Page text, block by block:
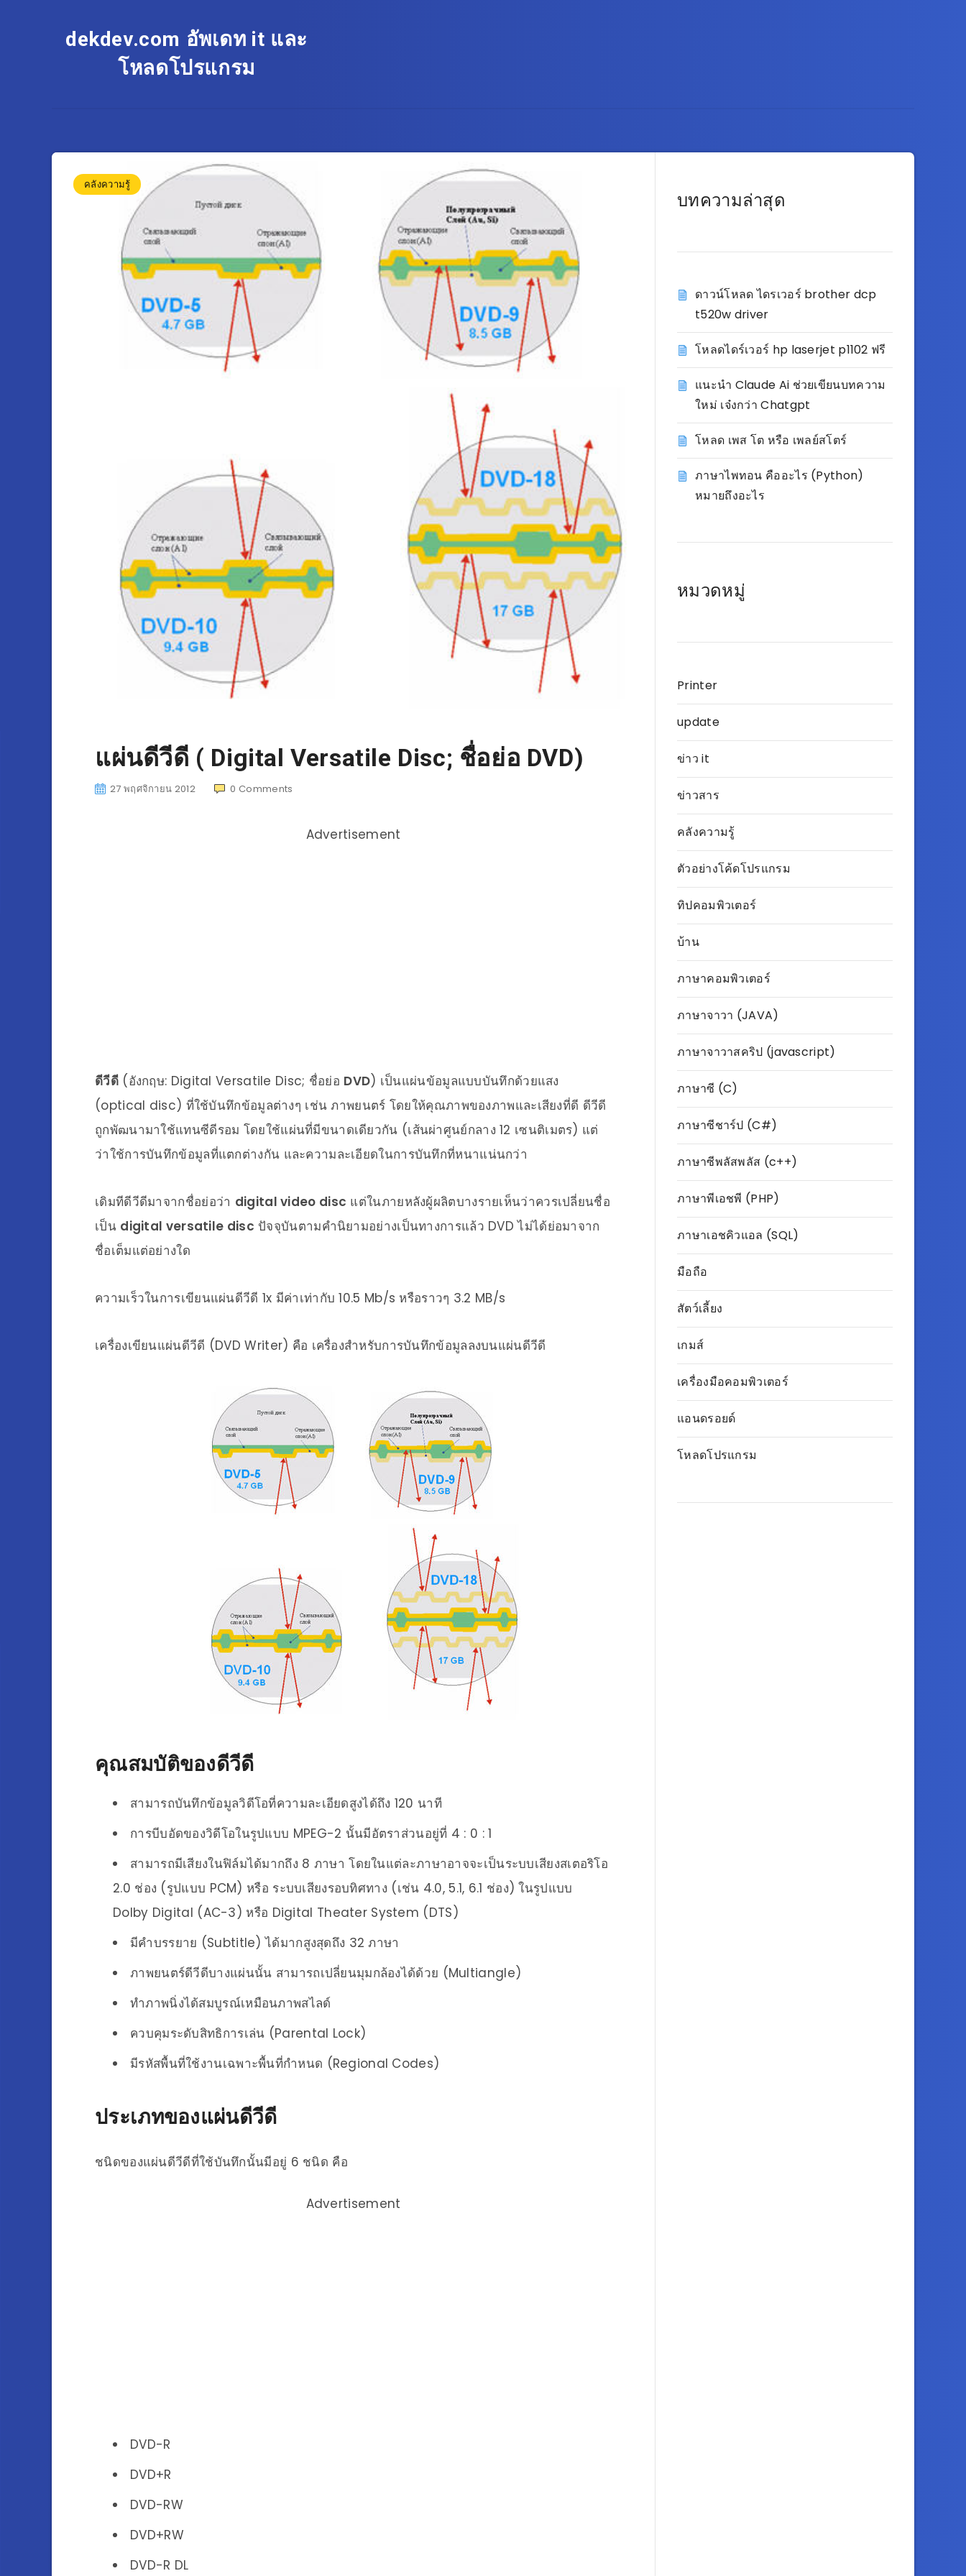
dekdev.com อัพเดท it และ
โหลดโปรแกรม
คลังความรู้
แผ่นดีวีดี ( Digital Versatile Disc; ชื่อย่อ DVD)
27 พฤศจิกายน 2012 0 Comments
Advertisement
ดีวีดี(อังกฤษ: Digital Versatile Disc; ชื่อย่อ DVD) เป็นแผ่นข้อมูลแบบบันทึกด้วยแสง
(optical disc) ที่ใช้บันทึกข้อมูลต่างๆ เช่น ภาพยนตร์ โดยให้คุณภาพของภาพและเสียงที่ดี ดีวีดี
ถูกพัฒนามาใช้แทนซีดีรอม โดยใช้แผ่นที่มีขนาดเดียวกัน (เส้นผ่าศูนย์กลาง 12 เซนติเมตร) แต่
ว่าใช้การบันทึกข้อมูลที่แตกต่างกัน และความละเอียดในการบันทึกที่หนาแน่นกว่า
เดิมทีดีวีดีมาจากชื่อย่อว่า digital video disc แต่ในภายหลังผู้ผลิตบางรายเห็นว่าควรเปลี่ยนชื่อ
เป็น digital versatile disc ปัจจุบันตามคำนิยามอย่างเป็นทางการแล้ว DVD ไม่ได้ย่อมาจาก
ชื่อเต็มแต่อย่างใด
ความเร็วในการเขียนแผ่นดีวีดี 1x มีค่าเท่ากับ 10.5 Mb/s หรือราวๆ 3.2 MB/s
เครื่องเขียนแผ่นดีวีดี (DVD Writer) คือ เครื่องสำหรับการบันทึกข้อมูลลงบนแผ่นดีวีดี
คุณสมบัติของดีวีดี
สามารถบันทึกข้อมูลวิดีโอที่ความละเอียดสูงได้ถึง 120 นาที
การบีบอัดของวิดีโอในรูปแบบ MPEG-2 นั้นมีอัตราส่วนอยู่ที่ 4 : 0 : 1
สามารถมีเสียงในฟิล์มได้มากถึง 8 ภาษา โดยในแต่ละภาษาอาจจะเป็นระบบเสียงสเตอริโอ
2.0 ช่อง (รูปแบบ PCM) หรือ ระบบเสียงรอบทิศทาง (เช่น 4.0, 5.1, 6.1 ช่อง) ในรูปแบบ
Dolby Digital (AC-3) หรือ Digital Theater System (DTS)
มีคำบรรยาย (Subtitle) ได้มากสูงสุดถึง 32 ภาษา
ภาพยนตร์ดีวีดีบางแผ่นนั้น สามารถเปลี่ยนมุมกล้องได้ด้วย (Multiangle)
ทำภาพนิ่งได้สมบูรณ์เหมือนภาพสไลด์
ควบคุมระดับสิทธิการเล่น (Parental Lock)
มีรหัสพื้นที่ใช้งานเฉพาะพื้นที่กำหนด (Regional Codes)
ประเภทของแผ่นดีวีดี
ชนิดของแผ่นดีวีดีที่ใช้บันทึกนั้นมีอยู่ 6 ชนิด คือ
Advertisement
DVD-R
DVD+R
DVD-RW
DVD+RW
DVD-R DL
บทความล่าสุด
ดาวน์โหลด ไดรเวอร์ brother dcp
t520w driver
โหลดไดร์เวอร์ hp laserjet p1102 ฟรี
แนะนำ Claude Ai ช่วยเขียนบทความ
ใหม่ เจ๋งกว่า Chatgpt
โหลด เพส โต หรือ เพลย์สโตร์
ภาษาไพทอน คืออะไร (Python)
หมายถึงอะไร
หมวดหมู่
Printer
update
ข่าว it
ข่าวสาร
คลังความรู้
ตัวอย่างโค้ดโปรแกรม
ทิปคอมพิวเตอร์
บ้าน
ภาษาคอมพิวเตอร์
ภาษาจาวา (JAVA)
ภาษาจาวาสคริป (javascript)
ภาษาซี (C)
ภาษาซีชาร์ป (C#)
ภาษาซีพลัสพลัส (c++)
ภาษาพีเอชพี (PHP)
ภาษาเอชคิวแอล (SQL)
มือถือ
สัตว์เลี้ยง
เกมส์
เครื่องมือคอมพิวเตอร์
แอนดรอยด์
โหลดโปรแกรม